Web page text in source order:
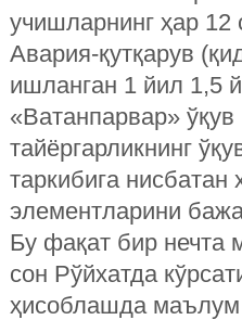
учишларнинг ҳар 12
Авария-қутқарув
ишланган 1 йил 1,5
«Ватанпарвар»
тайёргарликнинг
таркибига
элементларини
Бу фақат бир нечта
сон Рўйхатда
ҳисоблашда маълум